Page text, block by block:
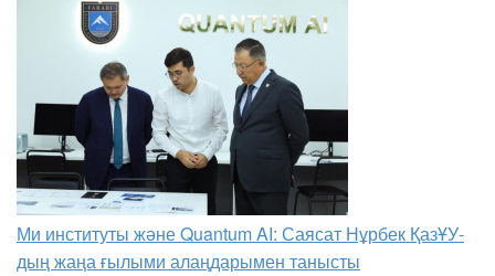
Ми институты және Quantum AI: Саясат Нұрбек ҚазҰУ-
дың жаңа ғылыми алаңдарымен танысты